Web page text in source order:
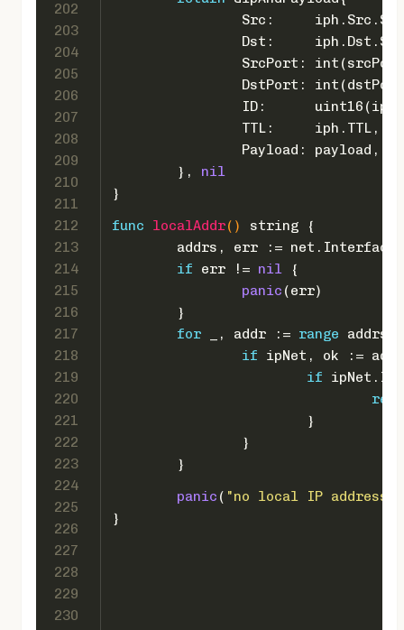
202
203
204
205
206
207
208
209
210
211
212
213
214
215
216
217
218
219
220
221
222
223
224
225
226
227
228
229
230
Src:
Dst:
		SrcPort:
int
		DstPort:
int
		ID:
uint16
		TTL:     iph.TTL,
		Payload: payload,
	},
nil
}
func
localAddr() string {
addrs, err :=
if err != nil {
panic (err)
	}
for _, addr := range addrs {
if ipNet, ok :=
if
			}
		}
	}
panic ( "no local IP address
}